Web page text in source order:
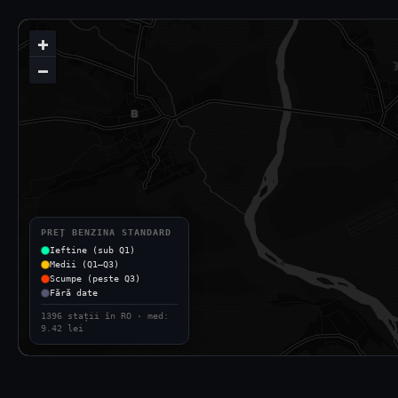
+
−
PREȚ BENZINA STANDARD
Ieftine (sub Q1)
Medii (Q1–Q3)
Scumpe (peste Q3)
Fără date
1396 stații în RO · med:
9.42 lei